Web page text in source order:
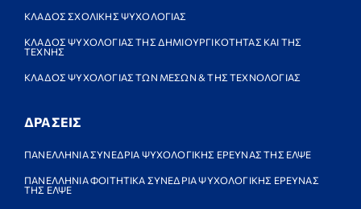
ΚΛΑΔΟΣ ΣΧΟΛΙΚΗΣ ΨΥΧΟΛΟΓΙΑΣ
ΚΛΑΔΟΣ ΨΥΧΟΛΟΓΙΑΣ ΤΗΣ ΔΗΜΙΟΥΡΓΙΚΟΤΗΤΑΣ ΚΑΙ ΤΗΣ
ΤΕΧΝΗΣ
ΚΛΑΔΟΣ ΨΥΧΟΛΟΓΙΑΣ ΤΩΝ ΜΕΣΩΝ & ΤΗΣ ΤΕΧΝΟΛΟΓΙΑΣ
ΔΡΑΣΕΙΣ
ΠΑΝΕΛΛΗΝΙΑ ΣΥΝΕΔΡΙΑ ΨΥΧΟΛΟΓΙΚΗΣ ΕΡΕΥΝΑΣ ΤΗΣ ΕΛΨΕ
ΠΑΝΕΛΛΗΝΙΑ ΦΟΙΤΗΤΙΚΑ ΣΥΝΕΔΡΙΑ ΨΥΧΟΛΟΓΙΚΗΣ ΕΡΕΥΝΑΣ
ΤΗΣ ΕΛΨΕ